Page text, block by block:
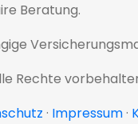
Beratung.
Rechte
· Impressum·